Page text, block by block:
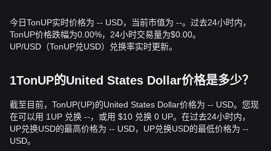
趋势总结
市场洞察
从短期来看，过去7天TonUP呈现横盘区间震荡
市场情绪整体为 谨慎
，因为投资者正等待更广泛生态系统给出
市场展望
乐观情景：若突破 $0.0285 的目标价。
悲观情景：
若跌破$0.0152 ，价格可能下探至 $0.0120 附近。
市场共识
分析师普遍认为：尽管TonUP在短期内可能继续出现波动或盘
整，但只要它仍站在$0.0152支撑位之上、并在TON网络进一
步增长的背景下，中期前景仍偏
今日TonUP实时价格为 -- USD，当前市值为 --。过去24小时内，
TonUP价格跌幅为0.00%，24小时交易量为$0.00。
UP/USD（TonUP兑USD）兑换率实时更新。
1TonUP的United States Dollar价格是多少？
截至目前，TonUP(UP)的United States Dollar价格为 -- USD。您现
在可以用 1UP 兑换 --，或用 $10 兑换 0 UP。在过去24小时内，
UP兑换USD的最高价格为 -- USD，UP兑换USD的最低价格为 --
USD。